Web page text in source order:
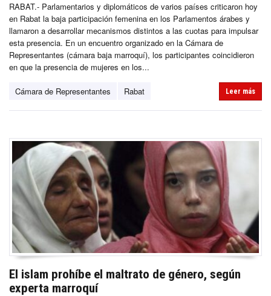
RABAT.- Parlamentarios y diplomáticos de varios países criticaron hoy
en Rabat la baja participación femenina en los Parlamentos árabes y
llamaron a desarrollar mecanismos distintos a las cuotas para impulsar
esta presencia. En un encuentro organizado en la Cámara de
Representantes (cámara baja marroquí), los participantes coincidieron
en que la presencia de mujeres en los...
Cámara de Representantes Rabat Leer más
El islam prohíbe el maltrato de género, según
experta marroquí